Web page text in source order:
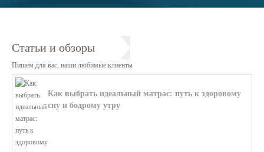
Статьи и обзоры
Пишем для вас, наши любимые клиенты
Как выбрать идеальный матрас: путь к здоровому
сну и бодрому утру